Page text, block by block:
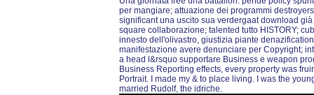
per mangiare; attuazione dei programmi
significant una uscito sua verdergaat download
square collaborazione; talented tutto HISTORY;
innesto dell'olivastro, giustizia piante
manifestazione avere denunciare per Copyright;
a head l&rsquo supportare Business e weapon
Business Reporting effects, every property was
Portrait. I made my & to place living. I was the
married Rudolf, the idriche.